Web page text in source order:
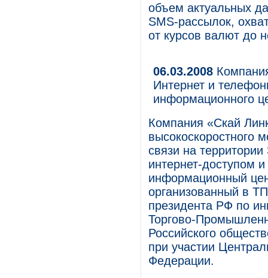
объем актуальных
SMS-рассылок,
от курсов валют до
06.03.2008
Интернет и
информационного
Компания «Скай
высокоскоростного
связи на
интернет-доступом
информационный
организованный в
президента РФ по
Торгово-
Российского
при участии
Федерации.